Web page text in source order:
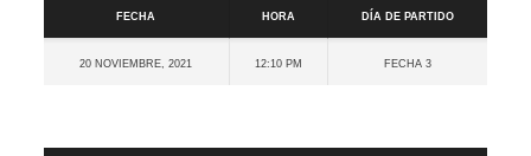
Fecha
Hora Día de partido
20 noviembre, 2021 12:10 pm Fecha 3